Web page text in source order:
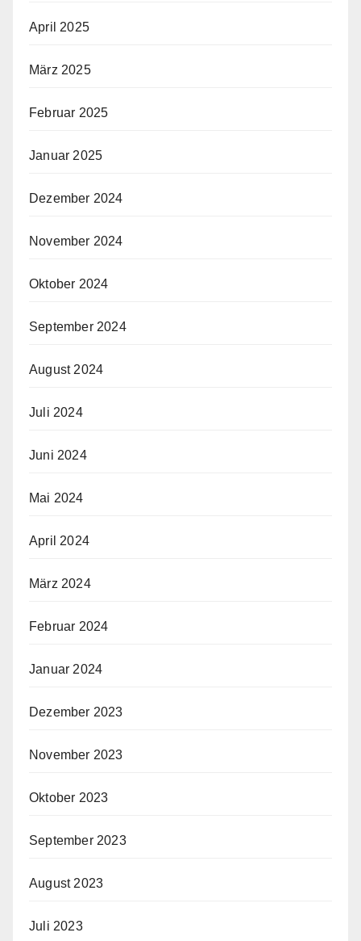
April 2025
März 2025
Februar 2025
Januar 2025
Dezember 2024
November 2024
Oktober 2024
September 2024
August 2024
Juli 2024
Juni 2024
Mai 2024
April 2024
März 2024
Februar 2024
Januar 2024
Dezember 2023
November 2023
Oktober 2023
September 2023
August 2023
Juli 2023